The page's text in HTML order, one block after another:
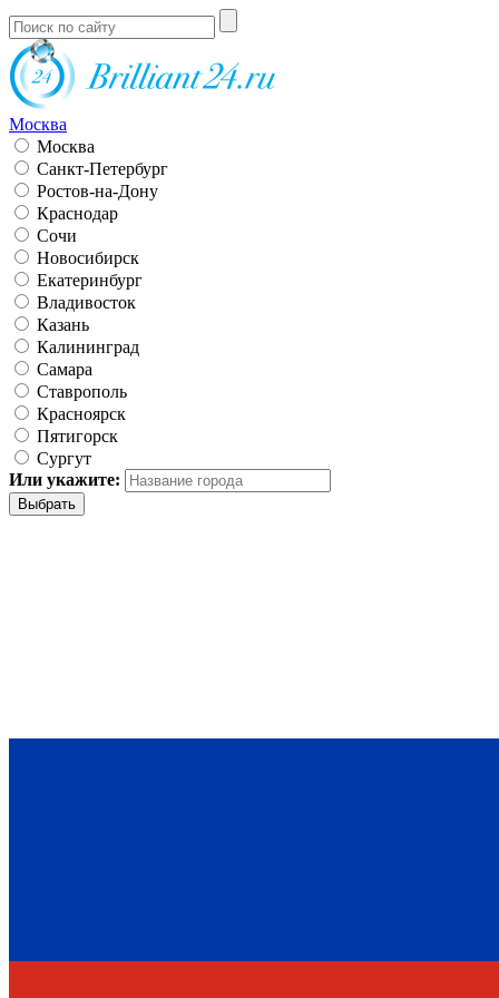
Москва
Москва
Санкт-Петербург
Ростов-на-Дону
Краснодар
Сочи
Новосибирск
Екатеринбург
Владивосток
Казань
Калининград
Самара
Ставрополь
Красноярск
Пятигорск
Сургут
Или укажите: